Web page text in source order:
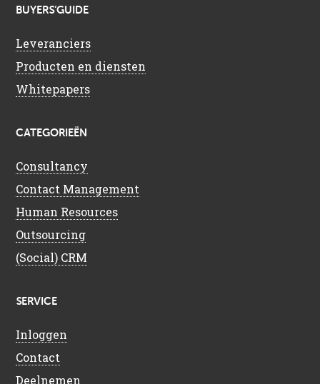
BUYERS’GUIDE
Leveranciers
Producten en diensten
Whitepapers
CATEGORIEËN
Consultancy
Contact Management
Human Resources
Outsourcing
(Social) CRM
SERVICE
Inloggen
Contact
Deelnemen